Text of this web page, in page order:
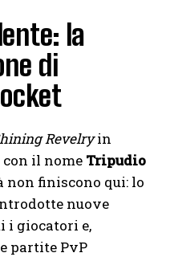
la
di
Revelryin
il nome Tripudio
non finiscono qui: lo
nuove
i giocatori e,
partite PvP